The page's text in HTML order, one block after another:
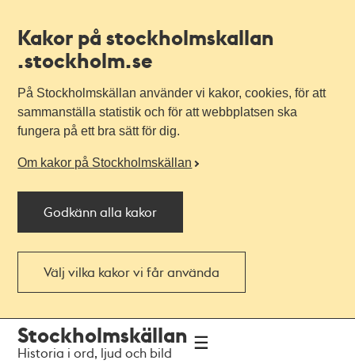
Kakor på stockholmskallan
.stockholm.se
På Stockholmskällan använder vi kakor, cookies, för att
sammanställa statistik och för att webbplatsen ska
fungera på ett bra sätt för dig.
Om kakor på Stockholmskällan
Godkänn alla kakor
Välj vilka kakor vi får använda
navigationen
huvudinnehållet
Stockholmskällan
Historia i ord, ljud och bild